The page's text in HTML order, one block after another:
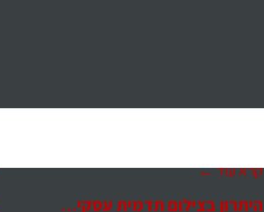
קרא עוד ←
היתרון בצילום תדמית עסקי…